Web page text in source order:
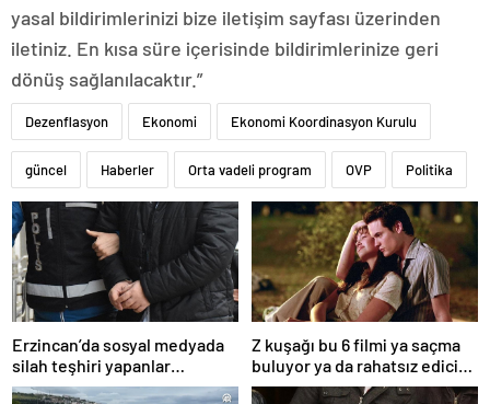
yasal bildirimlerinizi bize iletişim sayfası üzerinden
iletiniz. En kısa süre içerisinde bildirimlerinize geri
dönüş sağlanılacaktır.”
Dezenflasyon Ekonomi Ekonomi Koordinasyon Kurulu
güncel Haberler Orta vadeli program OVP Politika
Erzincan’da sosyal medyada
silah teşhiri yapanlar
yakalandı
Z kuşağı bu 6 filmi ya saçma
buluyor ya da rahatsız edici
ve toksik!